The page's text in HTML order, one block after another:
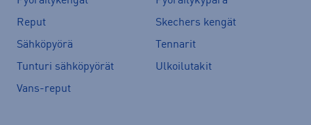
Reput
Skechers kengät
Sähköpyörä
Tennarit
Tunturi sähköpyörät
Ulkoilutakit
Vans-reput